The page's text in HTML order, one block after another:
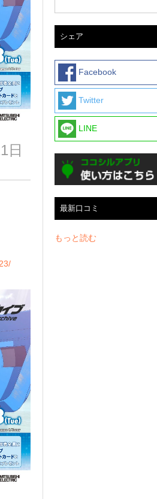
日
シェア
Facebook
Twitter
LINE
最新口コミ
もっと読む